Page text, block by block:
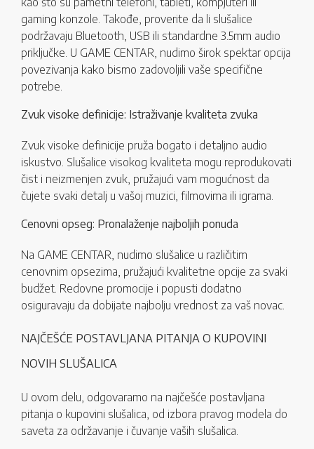
gaming konzole. Takođe, proverite da li slušalice
podržavaju Bluetooth, USB ili standardne 3.5mm audio
priključke. U GAME CENTAR, nudimo širok spektar opcija
povezivanja kako bismo zadovoljili vaše specifične
potrebe.
Zvuk visoke definicije: Istraživanje kvaliteta zvuka
Zvuk visoke definicije pruža bogato i detaljno audio
iskustvo. Slušalice visokog kvaliteta mogu reprodukovati
čist i neizmenjen zvuk, pružajući vam mogućnost da
čujete svaki detalj u vašoj muzici, filmovima ili igrama.
Cenovni opseg: Pronalaženje najboljih ponuda
Na GAME CENTAR, nudimo slušalice u različitim
cenovnim opsezima, pružajući kvalitetne opcije za svaki
budžet. Redovne promocije i popusti dodatno
osiguravaju da dobijate najbolju vrednost za vaš novac.
NAJČEŠĆE POSTAVLJANA PITANJA O KUPOVINI
NOVIH SLUŠALICA
U ovom delu, odgovaramo na najčešće postavljana
pitanja o kupovini slušalica, od izbora pravog modela do
saveta za održavanje i čuvanje vaših slušalica.